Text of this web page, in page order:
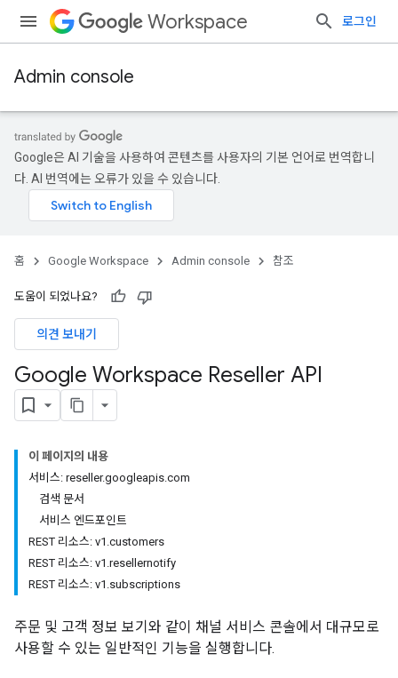
Workspace 로그인
Admin console
Google은 AI 기술을 사용하여 콘텐츠를 사용자의 기본 언어로 번역합니
다. AI 번역에는 오류가 있을 수 있습니다.
홈 Google Workspace Admin console 참조
도움이 되었나요?
의견 보내기
Google Workspace Reseller API
이 페이지의 내용
서비스: reseller.googleapis.com
검색 문서
서비스 엔드포인트
REST 리소스: v1.customers
REST 리소스: v1.resellernotify
REST 리소스: v1.subscriptions
주문 및 고객 정보 보기와 같이 채널 서비스 콘솔에서 대규모로
사용할 수 있는 일반적인 기능을 실행합니다.